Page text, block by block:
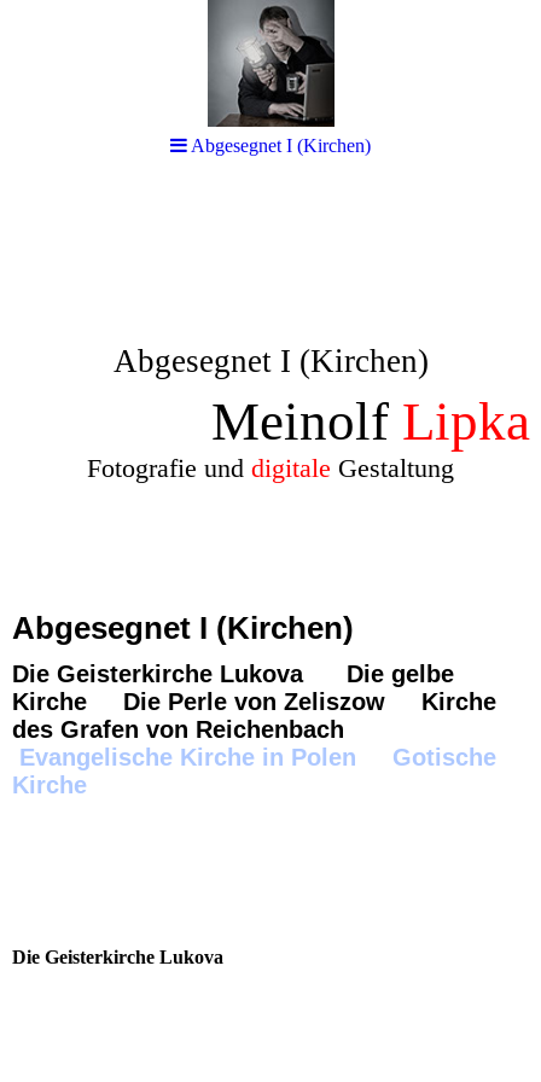
Abgesegnet I (Kirchen)
Meinolf Lipka
Fotografie und digitale Gestaltung
Abgesegnet I (Kirchen)
Die Geisterkirche Lukova Die gelbe
Kirche Die Perle von Zeliszow Kirche
des Grafen von Reichenbach
Evangelische Kirche in Polen Gotische
Kirche
Die Geisterkirche Lukova
Abgesegnet I (Kirchen)